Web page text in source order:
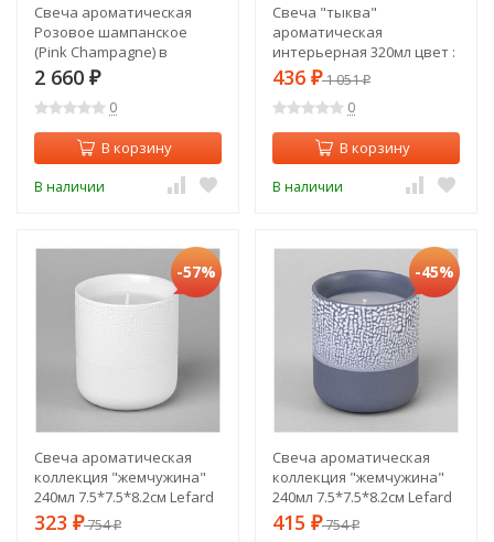
Свеча ароматическая
Розовое шампанское
(Pink Champagne) в
стакане в упаковке 75 гр.
(TT-00013417)
2 660 ₽
0
В корзину
В наличии
Свеча "тыква"
ароматическая
интерьерная 320мл цвет :
серый Lefard (374-125)
436 ₽1 051₽
0
В корзину
В наличии
-57%
Свеча ароматическая
коллекция "жемчужина"
240мл 7.5*7.5*8.2см Lefard
(374-102)
323 ₽754₽
-45%
Свеча ароматическая
коллекция "жемчужина"
240мл 7.5*7.5*8.2см Lefard
(374-103)
415 ₽754₽